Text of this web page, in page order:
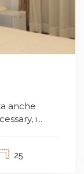
anche
i...
25